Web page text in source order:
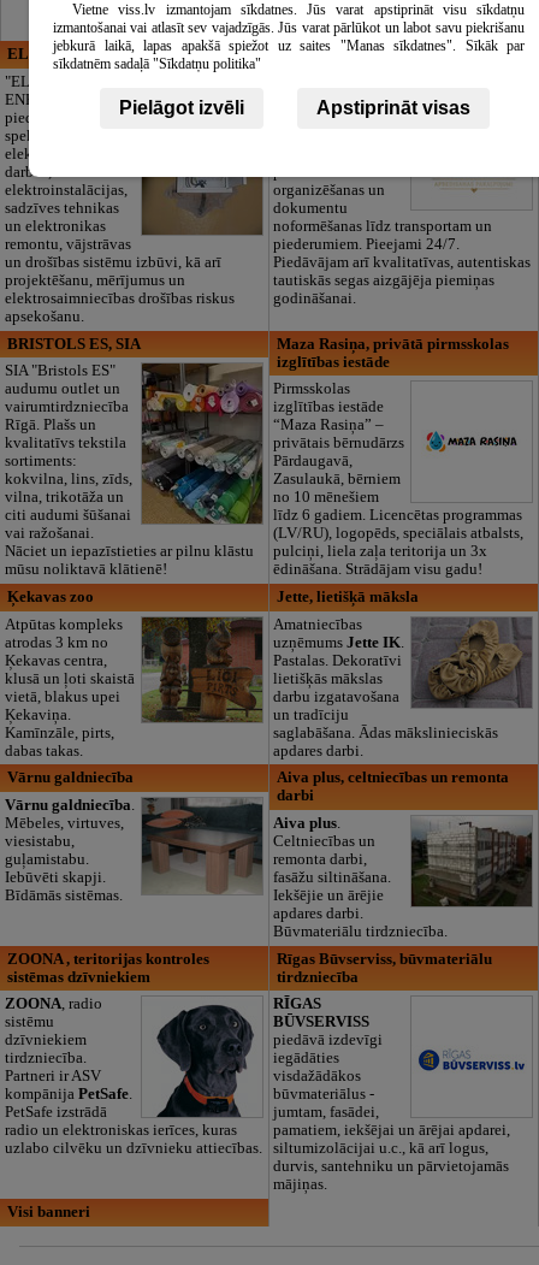
ELECTRIC ENERGY
"ELECTRIC
ENERGY Kandava"
piedāvā pilna
spektra
elektromontāžas
darbus,
elektroinstalācijas,
sadzīves tehnikas
un elektronikas
remontu, vājstrāvas
un drošības sistēmu izbūvi, kā arī
projektēšanu, mērījumus un
elektrosaimniecības drošības riskus
apsekošanu.
CĒSU APBEDĪŠANAS
Cieņpilnas atvadas
bez liekām raizēm.
organizēšanas un
dokumentu
noformēšanas līdz transportam un
piederumiem. Pieejami 24/7.
Piedāvājam arī kvalitatīvas, autentiskas
tautiskās segas aizgājēja piemiņas
godināšanai.
BRISTOLS ES, SIA
SIA "Bristols ES"
audumu outlet un
vairumtirdzniecība
Rīgā. Plašs un
kvalitatīvs tekstila
sortiments:
kokvilna, lins, zīds,
vilna, trikotāža un
citi audumi šūšanai
vai ražošanai.
Nāciet un iepazīstieties ar pilnu klāstu
mūsu noliktavā klātienē!
Maza Rasiņa, privātā pirmsskolas
izglītības iestāde
Pirmsskolas
izglītības iestāde
“Maza Rasiņa” –
privātais bērnudārzs
Pārdaugavā,
Zasulaukā, bērniem
no 10 mēnešiem
līdz 6 gadiem. Licencētas programmas
(LV/RU), logopēds, speciālais atbalsts,
pulciņi, liela zaļa teritorija un 3x
ēdināšana. Strādājam visu gadu!
Ķekavas zoo
Atpūtas kompleks
atrodas 3 km no
Ķekavas centra,
klusā un ļoti skaistā
vietā, blakus upei
Ķekaviņa.
Kamīnzāle, pirts,
dabas takas.
Jette, lietišķā māksla
Amatniecības
uzņēmumsJette IK
Pastalas. Dekoratīvi
lietišķās mākslas
darbu izgatavošana
un tradīciju
saglabāšana. Ādas mākslinieciskās
apdares darbi.
Vārnu galdniecība
Vārnu galdniecība.
Mēbeles, virtuves,
viesistabu,
guļamistabu.
Iebūvēti skapji.
Bīdāmās sistēmas.
Aiva plus, celtniecības un remonta
darbi
Aiva plus.
Celtniecības un
remonta darbi,
fasāžu siltināšana.
Iekšējie un ārējie
apdares darbi.
Būvmateriālu tirdzniecība.
ZOONA , teritorijas kontroles
sistēmas dzīvniekiem
ZOONA, radio
sistēmu
dzīvniekiem
tirdzniecība.
Partneri ir ASV
kompānija PetSafe.
PetSafe izstrādā
radio un elektroniskas ierīces, kuras
uzlabo cilvēku un dzīvnieku attiecības.
Rīgas Būvserviss, būvmateriālu
tirdzniecība
RĪGAS
BŪVSERVISS
piedāvā izdevīgi
iegādāties
visdažādākos
būvmateriālus -
jumtam, fasādei,
pamatiem, iekšējai un ārējai apdarei,
siltumizolācijai u.c., kā arī logus,
durvis, santehniku un pārvietojamās
mājiņas.
Visi banneri
Vietne viss.lv izmantojam sīkdatnes. Jūs varat apstiprināt visu sīkdatņu
izmantošanai vai atlasīt sev vajadzīgās. Jūs varat pārlūkot un labot savu piekrišanu
jebkurā laikā, lapas apakšā spiežot uz saites "Manas sīkdatnes". Sīkāk par
sīkdatnēm sadaļā "Sīkdatņu politika"
Pielāgot izvēli Apstiprināt visas